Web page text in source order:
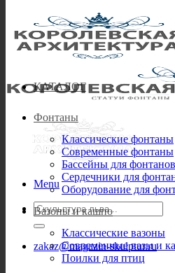
Menu
Искать:
zakaz@magazin-skulptur.ru
КАТАЛОГ
Фонтаны
Классические фонтаны
Современные фонтаны
Бассейны для фонтанов
Сердечники для
Оборудование для
Вазоны и кашпо
Классические вазоны
Современные вазы и
Поилки для птиц